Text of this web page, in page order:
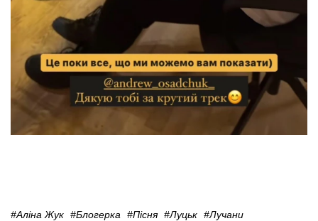
#Аліна Жук #Блогерка #пісня #Луцьк #лучани